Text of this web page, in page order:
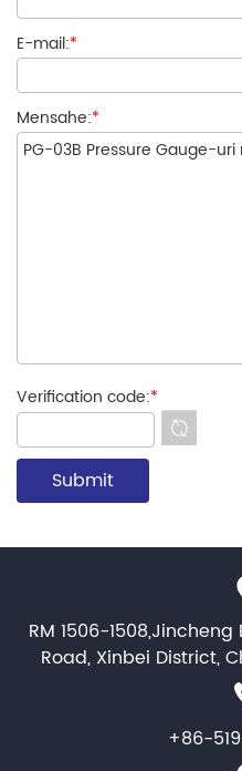
E-mail:*
Mensahe:*
Verification code:*
RM 1506-
Road, Xinbei District,
+86-